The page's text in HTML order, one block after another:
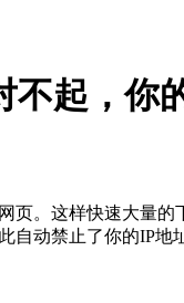
不起，你
页。这样快速大量
自动禁止了你的IP